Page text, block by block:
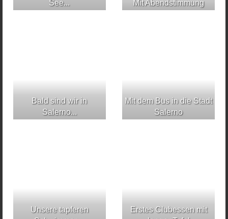
See... Mit Abendstimmung
Bald sind wir in
Salerno...
Mit dem Bus in die Stadt
Salerno
Unsere tapferen
Erstes Clubessen mit